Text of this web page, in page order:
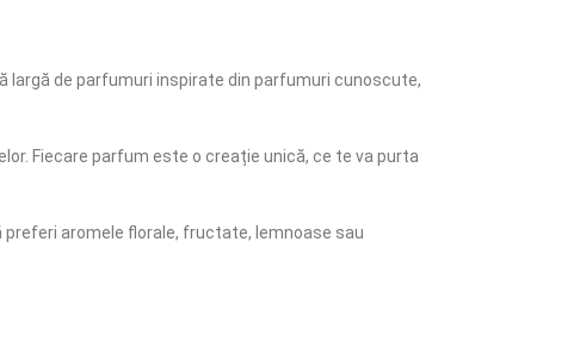
largă de parfumuri inspirate din parfumuri cunoscute,
Fiecare parfum este o creație unică, ce te va purta
preferi aromele florale, fructate, lemnoase sau